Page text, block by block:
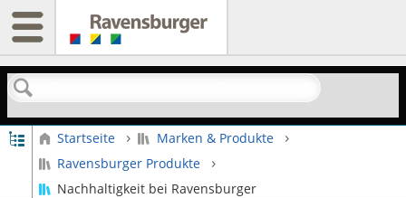
Suchen
Globale Hierarchie auf- und zuklappen
Startseite
Marken & Produkte
Ravensburger Produkte
Nachhaltigkeit bei Ravensburger